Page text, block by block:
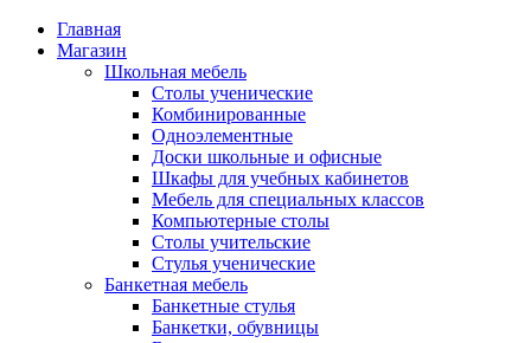
Главная
Магазин
Школьная мебель
Столы ученические
Комбинированные
Одноэлементные
Доски школьные и офисные
Шкафы для учебных кабинетов
Мебель для специальных классов
Компьютерные столы
Столы учительские
Стулья ученические
Банкетная мебель
Банкетные стулья
Банкетки, обувницы